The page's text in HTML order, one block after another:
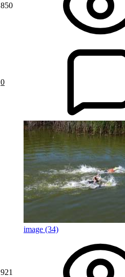
850
0
921
image (34)